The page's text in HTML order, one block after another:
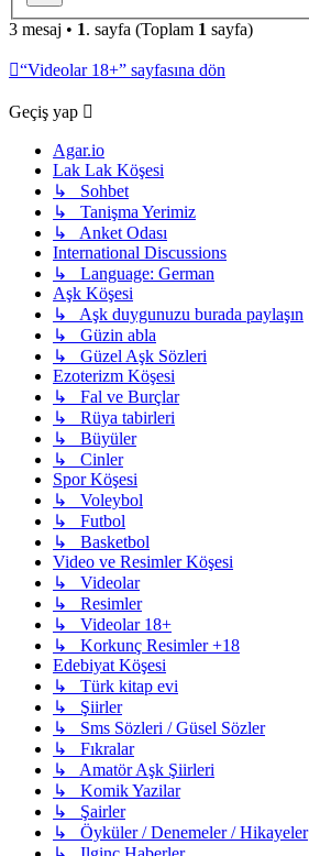
3 mesaj • 1. sayfa (Toplam 1 sayfa)
“Videolar 18+” sayfasına dön
Geçiş yap
Agar.io
Lak Lak Köşesi
↳ Sohbet
↳ Tanişma Yerimiz
↳ Anket Odası
International Discussions
↳ Language: German
Aşk Köşesi
↳ Aşk duygunuzu burada paylaşın
↳ Güzin abla
↳ Güzel Aşk Sözleri
Ezoterizm Köşesi
↳ Fal ve Burçlar
↳ Rüya tabirleri
↳ Büyüler
↳ Cinler
Spor Köşesi
↳ Voleybol
↳ Futbol
↳ Basketbol
Video ve Resimler Köşesi
↳ Videolar
↳ Resimler
↳ Videolar 18+
↳ Korkunç Resimler +18
Edebiyat Köşesi
↳ Türk kitap evi
↳ Şiirler
↳ Sms Sözleri / Güsel Sözler
↳ Fıkralar
↳ Amatör Aşk Şiirleri
↳ Komik Yazilar
↳ Şairler
↳ Öyküler / Denemeler / Hikayeler